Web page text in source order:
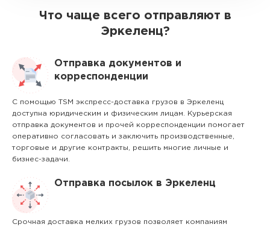
Что чаще всего отправляют в
Эркеленц?
Отправка документов и
корреспонденции
С помощью TSM экспресс-доставка грузов в Эркеленц
доступна юридическим и физическим лицам. Курьерская
отправка документов и прочей корреспонденции помогает
оперативно согласовать и заключить производственные,
торговые и другие контракты, решить многие личные и
бизнес-задачи.
Отправка посылок в Эркеленц
Срочная доставка мелких грузов позволяет компаниям